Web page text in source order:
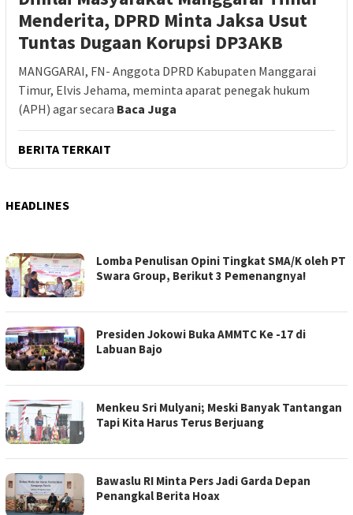
Menderita, DPRD Minta Jaksa Usut
Tuntas Dugaan Korupsi DP3AKB
MANGGARAI, FN- Anggota DPRD Kabupaten Manggarai
Timur, Elvis Jehama, meminta aparat penegak hukum
(APH) agar secara Baca Juga
BERITA TERKAIT
HEADLINES
FOKUSNTT.COM
Lomba Penulisan Opini Tingkat SMA/K oleh PT
Swara Group, Berikut 3 Pemenangnya!
Presiden Jokowi Buka AMMTC Ke -17 di
Labuan Bajo
Menkeu Sri Mulyani; Meski Banyak Tantangan
Tapi Kita Harus Terus Berjuang
Bawaslu RI Minta Pers Jadi Garda Depan
Penangkal Berita Hoax